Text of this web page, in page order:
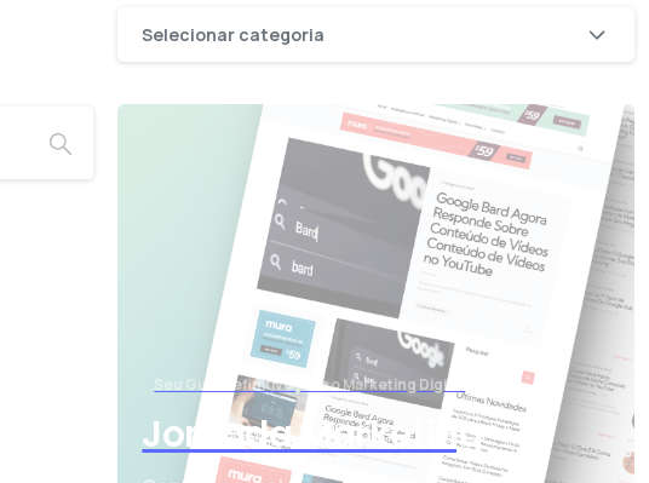
Categorias
Selecionar categoria
Seu Guia Definitivo para o Marketing Digital
Jornada Marketing